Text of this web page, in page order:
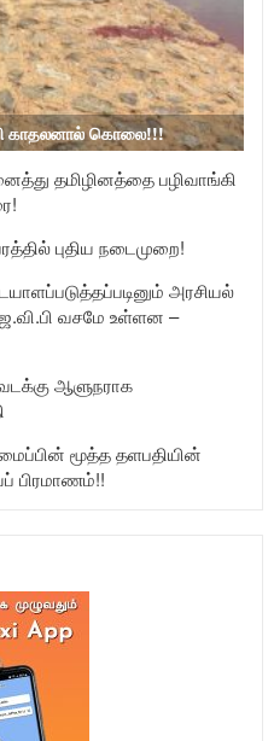
காதலனால் கொலை!!!
தமிழினத்தை பழிவாங்கி
புதிய நடைமுறை!
அரசியல்
வசமே உள்ளன –
ஆளுநராக
மூத்த தளபதியின்
பிரமாணம்!!